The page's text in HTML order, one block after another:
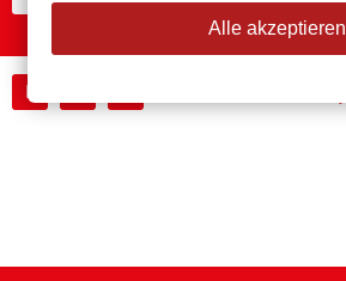
Alle akzeptieren